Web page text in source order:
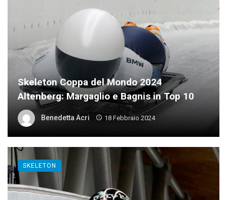
Skeleton Coppa del Mondo 2024
Altenberg: Margaglio e Bagnis in Top 10
Benedetta Acri 18 Febbraio 2024
SKELETON